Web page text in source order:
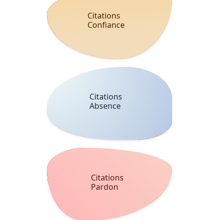
Citations
Confiance
Citations
Absence
Citations
Pardon